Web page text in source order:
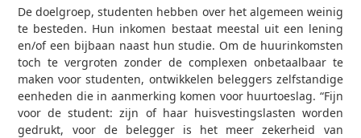
De doelgroep, studenten hebben over het algemeen weinig
te besteden. Hun inkomen bestaat meestal uit een lening
en/of een bijbaan naast hun studie. Om de huurinkomsten
toch te vergroten zonder de complexen onbetaalbaar te
maken voor studenten, ontwikkelen beleggers zelfstandige
eenheden die in aanmerking komen voor huurtoeslag. “Fijn
voor de student: zijn of haar huisvestingslasten worden
gedrukt, voor de belegger is het meer zekerheid van